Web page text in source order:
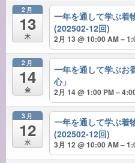
2月
13
木
一年を通して学ぶ着
(202502-12回)
2月 13 @ 10:00 AM –
2月
14
金
一年を通して学ぶお
心」
2月 14 @ 1:00 PM –
3月
12
水
一年を通して学ぶ着
(202502-12回)
3月 12 @ 10:00 AM –